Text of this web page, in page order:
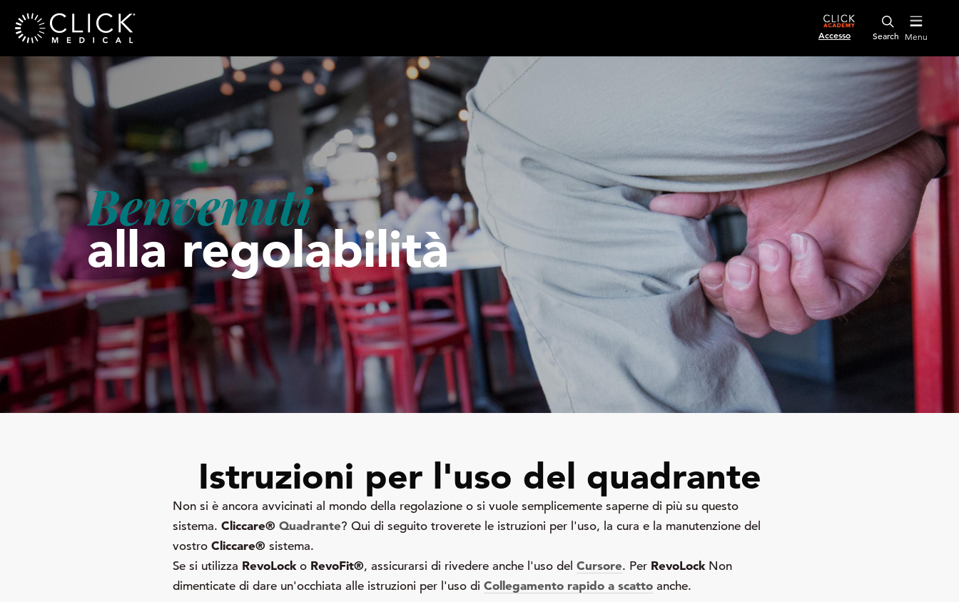
Accesso Menu
Benvenuti
alla regolabilità
Istruzioni per l'uso del quadrante
Non si è ancora avvicinati al mondo della regolazione o si vuole semplicemente saperne di più su questo
sistema. Cliccare® Quadrante? Qui di seguito troverete le istruzioni per l'uso, la cura e la manutenzione del
vostro Cliccare® sistema.
Se si utilizza RevoLocko RevoFit®, assicurarsi di rivedere anche l'uso del Cursore. Per RevoLockNon
dimenticate di dare un'occhiata alle istruzioni per l'uso di Collegamento rapido a scatto anche.